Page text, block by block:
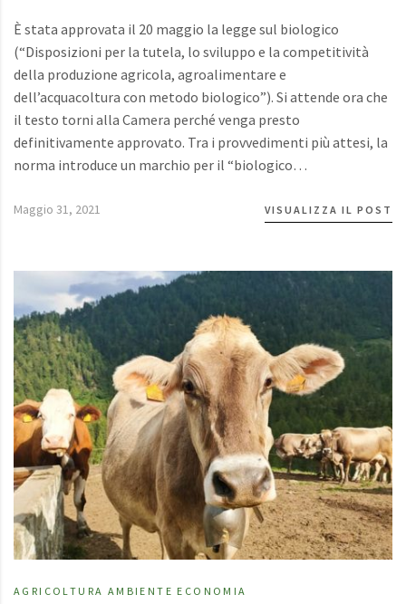
È stata approvata il 20 maggio la legge sul biologico
(“Disposizioni per la tutela, lo sviluppo e la competitività
della produzione agricola, agroalimentare e
dell’acquacoltura con metodo biologico”). Si attende ora che
il testo torni alla Camera perché venga presto
definitivamente approvato. Tra i provvedimenti più attesi, la
norma introduce un marchio per il “biologico…
Maggio 31, 2021 VISUALIZZA IL POST
AGRICOLTURA AMBIENTE ECONOMIA